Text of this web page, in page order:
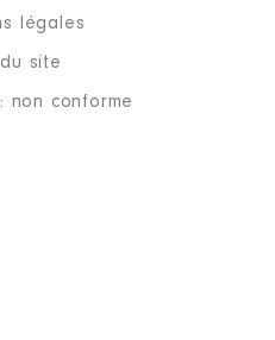
légales
site
non conforme